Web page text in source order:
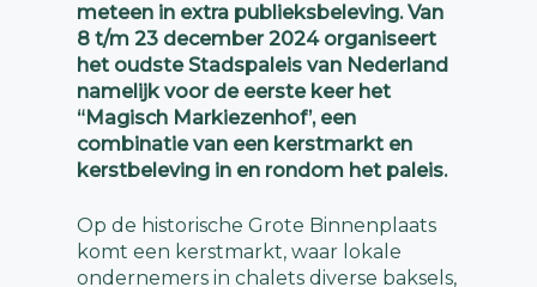
meteen in extra publieksbeleving. Van
8 t/m 23 december 2024 organiseert
het oudste Stadspaleis van Nederland
namelijk voor de eerste keer het
“Magisch Markiezenhof’, een
combinatie van een kerstmarkt en
kerstbeleving in en rondom het paleis.
Op de historische Grote Binnenplaats
komt een kerstmarkt, waar lokale
ondernemers in chalets diverse baksels,